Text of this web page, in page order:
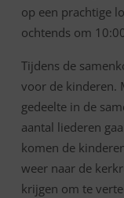
op een prachtige
ochtends om
Tijdens de
voor de kinderen.
gedeelte in de
aantal liederen
komen de
weer naar de
krijgen om te